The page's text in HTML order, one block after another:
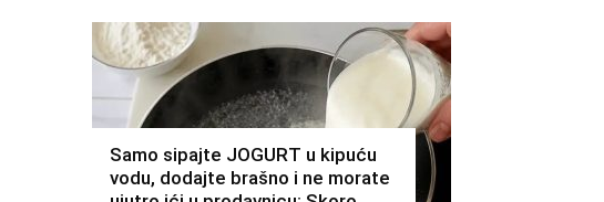
Samo sipajte JOGURT u kipuću
vodu, dodajte brašno i ne morate